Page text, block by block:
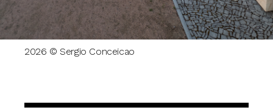
2026 © Sergio Conceicao